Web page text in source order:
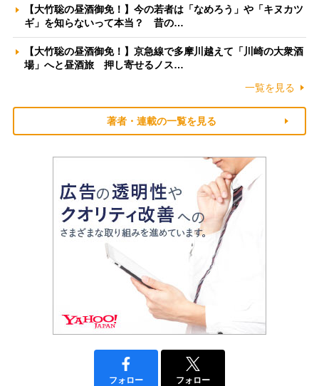
【大竹聡の昼酒御免！】今の若者は「なめろう」や「キヌカツ
ギ」を知らないって本当？ 昔の…
【大竹聡の昼酒御免！】京急線で多摩川越えて「川崎の大衆酒
場」へと昼酒旅 押し寄せるノス…
一覧を見る
著者・連載の一覧を見る
フォロー フォロー